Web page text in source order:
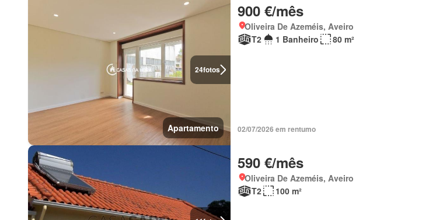
24fotos
Apartamento
900 €/mês
Oliveira De Azeméis, Aveiro
T2
1 Banheiro 80 m²
02/07/2026 em rentumo
590 €/mês
Oliveira De Azeméis, Aveiro
T2
100 m²